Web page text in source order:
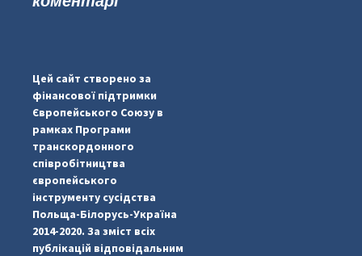
pimrec_project
Цей сайт створено за
фінансової підтримки
Європейського Союзу в
рамках Програми
транскордонного
співробітництва
європейського
інструменту сусідства
Польща-Білорусь-Україна
2014-2020. За зміст всіх
публікацій відповідальним